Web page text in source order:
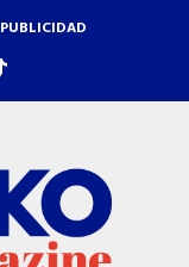
PUBLICIDAD